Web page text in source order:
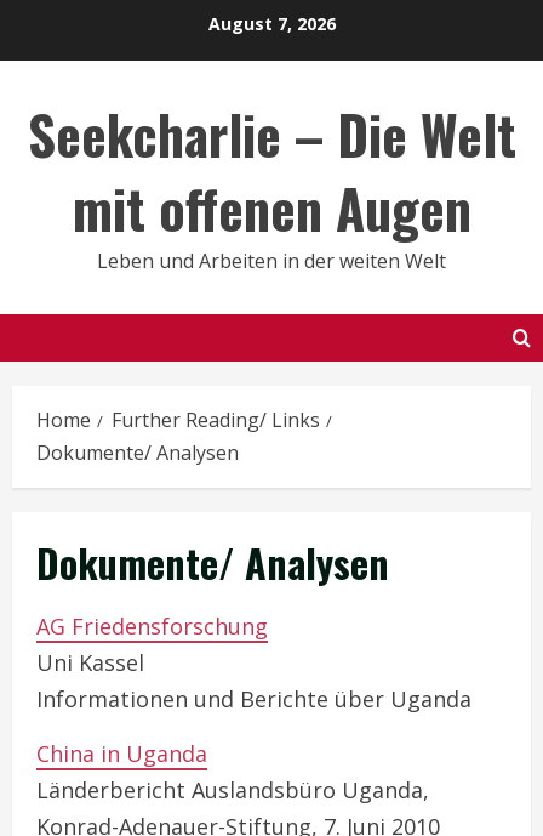
August 7, 2026
Seekcharlie – Die Welt
mit offenen Augen
Leben und Arbeiten in der weiten Welt
Home
Further Reading/ Links
Dokumente/ Analysen
Dokumente/ Analysen
AG Friedensforschung
Uni Kassel
Informationen und Berichte über Uganda
China in Uganda
Länderbericht Auslandsbüro Uganda,
Konrad-Adenauer-Stiftung, 7. Juni 2010